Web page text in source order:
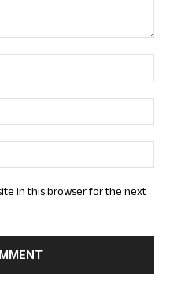
in this browser for the next